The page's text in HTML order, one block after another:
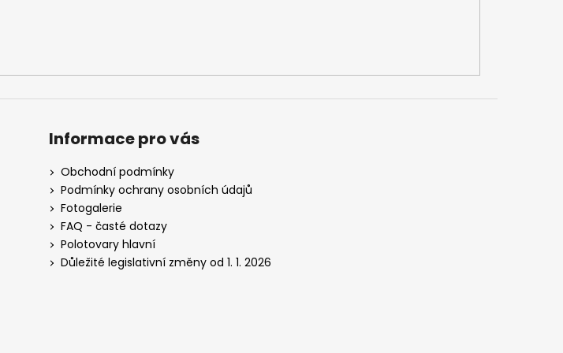
Informace pro vás
Obchodní podmínky
Podmínky ochrany osobních údajů
Fotogalerie
FAQ - časté dotazy
Polotovary hlavní
Důležité legislativní změny od 1. 1. 2026